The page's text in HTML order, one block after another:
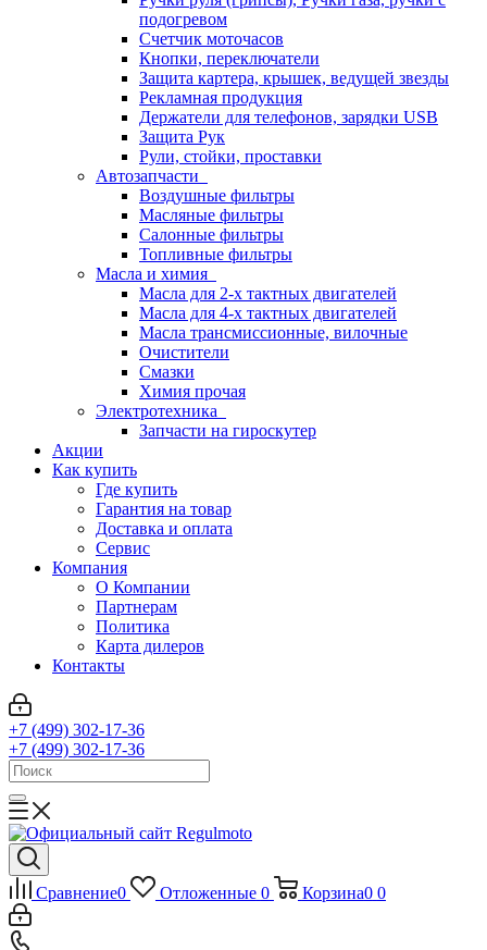
подогревом
Счетчик моточасов
Кнопки, переключатели
Защита картера, крышек, ведущей звезды
Рекламная продукция
Держатели для телефонов, зарядки USB
Защита Рук
Рули, стойки, проставки
Автозапчасти
Воздушные фильтры
Масляные фильтры
Салонные фильтры
Топливные фильтры
Масла и химия
Масла для 2-х тактных двигателей
Масла для 4-х тактных двигателей
Масла трансмиссионные, вилочные
Очистители
Смазки
Химия прочая
Электротехника
Запчасти на гироскутер
Акции
Как купить
Где купить
Гарантия на товар
Доставка и оплата
Сервис
Компания
О Компании
Партнерам
Политика
Карта дилеров
Контакты
+7 (499) 302-17-36
+7 (499) 302-17-36
Сравнение0 Отложенные 0 Корзина0 0